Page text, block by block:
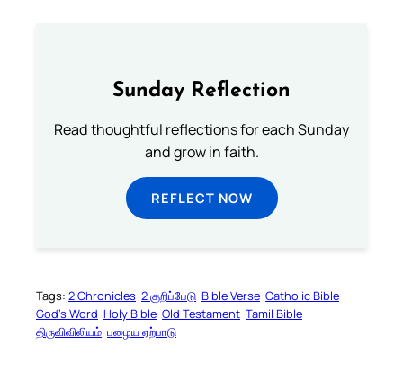
Sunday Reflection
Read thoughtful reflections for each Sunday
and grow in faith.
REFLECT NOW
Tags: 2 Chronicles 2 குறிப்பேடு Bible Verse Catholic Bible
God’s Word Holy Bible Old Testament Tamil Bible
திருவிவிலியம் பழைய ஏற்பாடு